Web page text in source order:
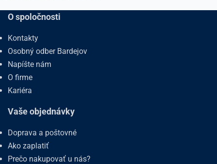
O spoločnosti
Kontakty
Osobný odber Bardejov
Napíšte nám
O firme
Kariéra
Vaše objednávky
Doprava a poštovné
Ako zaplatiť
Prečo nakupovať u nás?